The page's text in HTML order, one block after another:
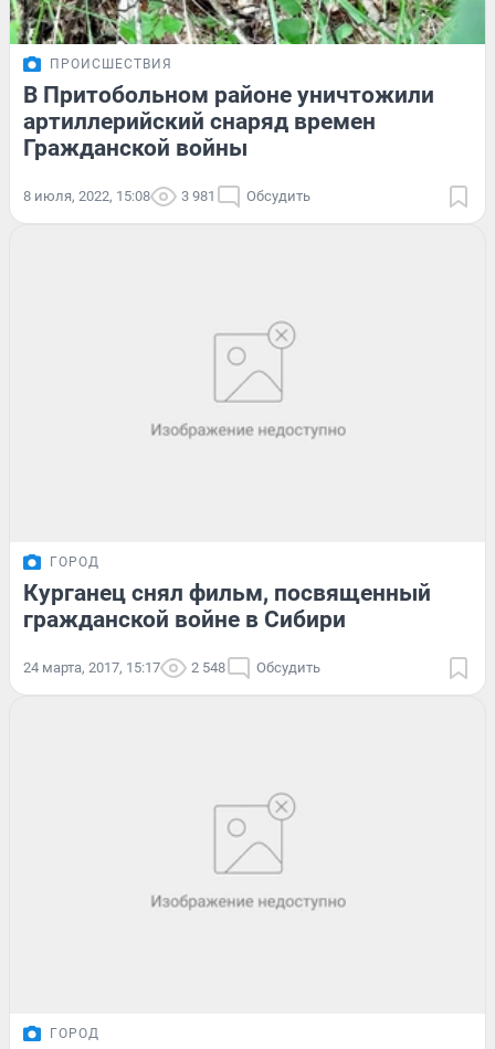
ПРОИСШЕСТВИЯ
В Притобольном районе уничтожили
артиллерийский снаряд времен
Гражданской войны
8 июля, 2022, 15:08 3 981 Обсудить
ГОРОД
Курганец снял фильм, посвященный
гражданской войне в Сибири
24 марта, 2017, 15:17 2 548 Обсудить
ГОРОД